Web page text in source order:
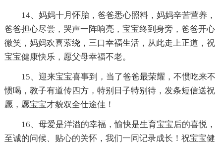
14、妈妈十月怀胎，爸爸悉心照料，妈妈辛苦营养，
爸爸担心尽尝，哭声一阵响亮，宝宝终到身旁，爸爸开心
微笑，妈妈欢喜萦绕，三口幸福生活，从此走上正道，祝
宝宝健康快乐，愿父母幸福不老。
15、迎来宝宝喜事到，当了爸爸最荣耀，不惯吃来不
惯喝，教子有道传四方，特别日子特别待，发条短信送祝
愿，愿宝宝才貌双全仕途佳！
16、母爱是洋溢的幸福，愉快是生育宝宝后的喜悦，
至诚的问候、贴心的关怀，我们一同记录成长！祝宝宝健